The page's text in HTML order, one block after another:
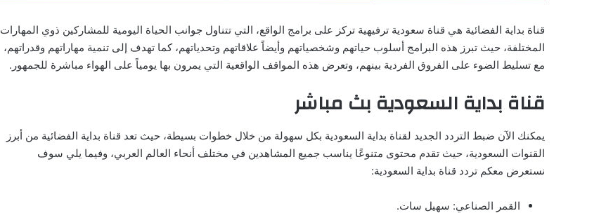
قناة بداية الفضائية هي قناة سعودية ترفيهية تركز على برامج الواقع، التي تتناول جوانب الحياة اليومية للمشاركين ذوي المهارات
المختلفة، حيث تبرز هذه البرامج أسلوب حياتهم وشخصياتهم وأيضاً علاقاتهم وتحدياتهم، كما تهدف إلى تنمية مهاراتهم وقدراتهم،
مع تسليط الضوء على الفروق الفردية بينهم، وتعرض هذه المواقف الواقعية التي يمرون بها يومياً على الهواء مباشرة للجمهور.
قناة بداية السعودية بث مباشر
يمكنك الآن ضبط التردد الجديد لقناة بداية السعودية بكل سهولة من خلال خطوات بسيطة، حيث تعد قناة بداية الفضائية من أبرز
القنوات السعودية، حيث تقدم محتوى متنوعًا يناسب جميع المشاهدين في مختلف أنحاء العالم العربي، وفيما يلي سوف
نستعرض معكم تردد قناة بداية السعودية:
القمر الصناعي: سهيل سات.